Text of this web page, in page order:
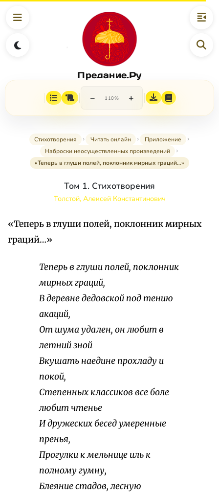
Предание.Ру
− 110% +
Стихотворения Читать онлайн
Приложение
Наброски неосуществленных произведений
«Теперь в глуши полей, поклонник мирных граций…»
Том 1. Стихотворения
Толстой, Алексей Константинович
«Теперь в глуши полей, поклонник мирных
граций…»
Теперь в глуши полей, поклонник
мирных граций,
В деревне дедовской под тению
акаций,
От шума удален, он любит в
летний зной
Вкушать наедине прохладу и
покой,
Степенных классиков все боле
любит чтенье
И дружеских бесед умеренные
пренья,
Прогулки к мельнице иль к
полному гумну,
Блеяние стадов, лесную